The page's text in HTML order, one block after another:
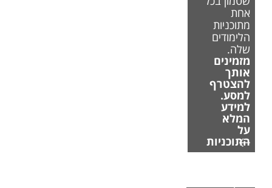
אחת
מתוכניות
הלימודים
שלה.
מזמינים
אותך
להצטרף
למסע.
למידע
המלא
על
התוכניות